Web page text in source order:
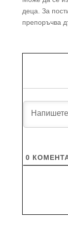
деца. За
препоръчва
0